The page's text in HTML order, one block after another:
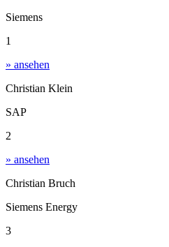
Siemens
1
» ansehen
Christian Klein
SAP
2
» ansehen
Christian Bruch
Siemens Energy
3